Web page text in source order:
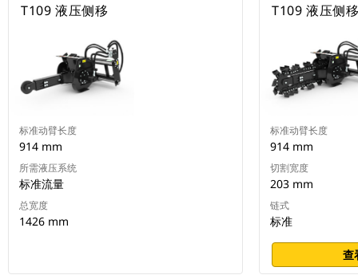
T109 液压侧移
标准动臂长度
914 mm
所需液压系统
标准流量
总宽度
1426 mm
T109 液压侧
标准动臂长度
914 mm
切割宽度
203 mm
链式
标准
查